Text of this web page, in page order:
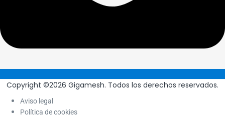
Copyright ©2026 Gigamesh. Todos los derechos reservados.
Aviso legal
Política de cookies